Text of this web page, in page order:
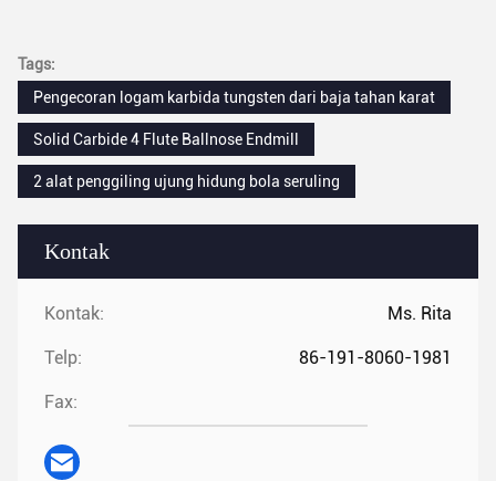
Kontak
Kontak: Ms. Rita
Telp: 86-191-8060-1981
Fax:
Tags:
Pengecoran logam karbida tungsten dari baja tahan karat
Solid Carbide 4 Flute Ballnose Endmill
2 alat penggiling ujung hidung bola seruling